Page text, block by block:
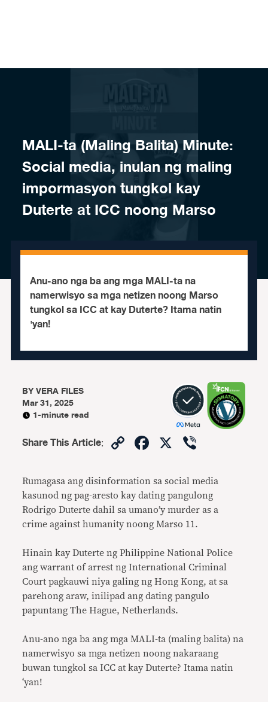
MALI-ta (Maling Balita) Minute:
Social media, inulan ng maling
impormasyon tungkol kay
Duterte at ICC noong Marso
Anu-ano nga ba ang mga MALI-ta na
namerwisyo sa mga netizen noong Marso
tungkol sa ICC at kay Duterte? Itama natin
'yan!
BYVERA FILES
Mar 31, 2025
1-minute read
Share This Article: CopyFacebook
X
Rumagasa ang disinformation sa social media
kasunod ng pag-aresto kay dating pangulong
Rodrigo Duterte dahil sa umano’y murder as a
crime against humanity noong Marso 11.
Hinain kay Duterte ng Philippine National Police
ang warrant of arrest ng International Criminal
Court pagkauwi niya galing ng Hong Kong, at sa
parehong araw, inilipad ang dating pangulo
papuntang The Hague, Netherlands.
Anu-ano nga ba ang mga MALI-ta (maling balita) na
namerwisyo sa mga netizen noong nakaraang
buwan tungkol sa ICC at kay Duterte? Itama natin
‘yan!